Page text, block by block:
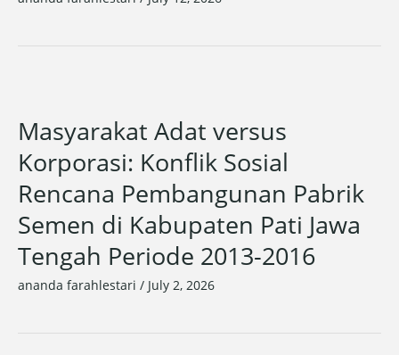
Masyarakat Adat versus
Korporasi: Konflik Sosial
Rencana Pembangunan Pabrik
Semen di Kabupaten Pati Jawa
Tengah Periode 2013-2016
ananda farahlestari / July 2, 2026